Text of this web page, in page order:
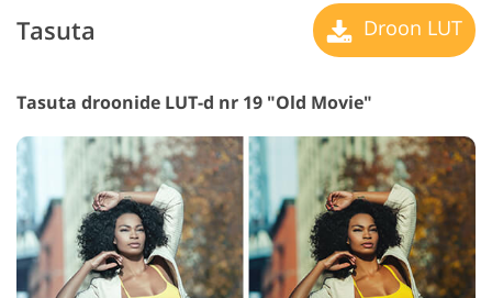
Tasuta Droon LUT
Tasuta droonide LUT-d nr 19 "Old Movie"